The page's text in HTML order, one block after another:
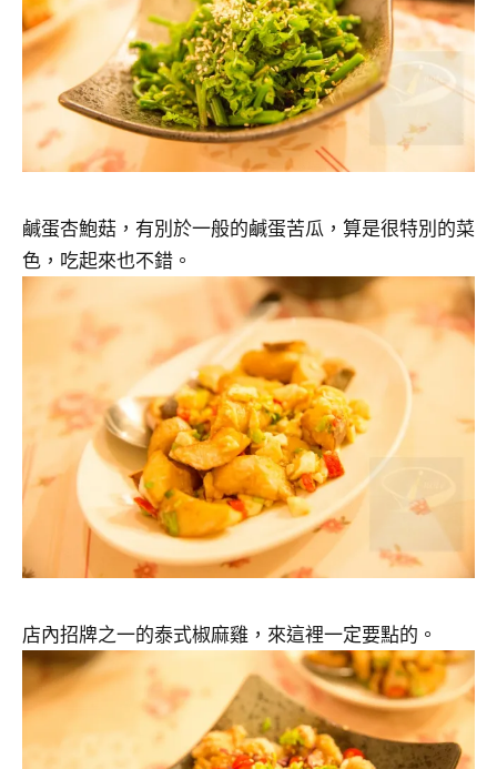
鹹蛋杏鮑菇，有別於一般的鹹蛋苦瓜，算是很特別的菜
色，吃起來也不錯。
店內招牌之一的泰式椒麻雞，來這裡一定要點的。